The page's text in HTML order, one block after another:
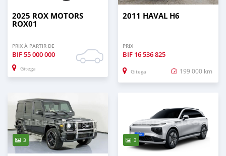
2025 ROX MOTORS
ROX01
PRIX À PARTIR DE
BIF55 000 000
Gitega
2011 HAVAL H6
PRIX
BIF 16 536 825
Gitega 199 000 km
3 3